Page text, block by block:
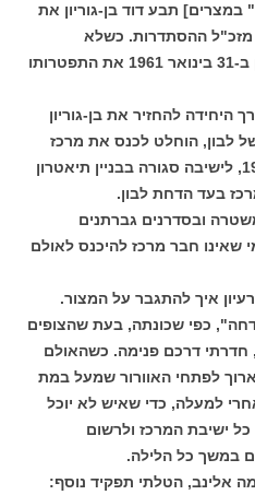
תבע דוד בן-גוריון את
מזכ"ל ההסתדרות. כשלא
התקבלה תביעתו הגיש בן גוריון ב-31 בינואר 1961 את התפטרותו
להחזיר את בן-גוריון
לבון, הוחלט לכנס את מרכז
המפלגה, בארבע בפברואר 1961, לישיבה סגורה בבניין תיאטרון
בעד הדחת לבון.
ובסדרנים גברתנים
שאינו חבר מרכז להיכנס לאולם
איך להתגבר על המצור.
כפי שכונתה, בעת שהצופים
דרכם פנימה. כשהאולם
לפתחי האוורור שמעל במת
למעלה, כדי שאיש לא יוכל
ישיבת המרכז ולרשום
במשך כל הלילה.
אלינב, הטלתי תפקיד נוסף: